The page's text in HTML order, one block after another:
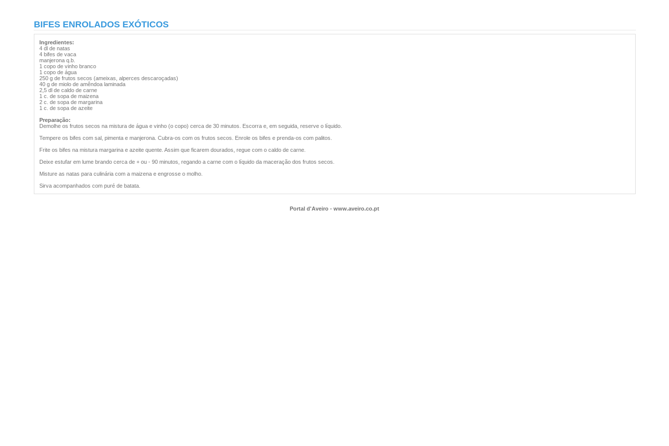
BIFES ENROLADOS EXÓTICOS
Ingredientes:
4 dl de natas
4 bifes de vaca
manjerona q.b.
1 copo de vinho branco
1 copo de água
250 g de frutos secos (ameixas, alperces descaroçadas)
40 g de miolo de amêndoa laminada
2,5 dl de caldo de carne
1 c. de sopa de maizena
2 c. de sopa de margarina
1 c. de sopa de azeite
Preparação:
Demolhe os frutos secos na mistura de água e vinho (o copo) cerca de 30 minutos. Escorra e, em seguida, reserve o líquido.
Tempere os bifes com sal, pimenta e manjerona. Cubra-os com os frutos secos. Enrole os bifes e prenda-os com palitos.
Frite os bifes na mistura margarina e azeite quente. Assim que ficarem dourados, regue com o caldo de carne.
Deixe estufar em lume brando cerca de + ou - 90 minutos, regando a carne com o líquido da maceração dos frutos secos.
Misture as natas para culinária com a maizena e engrosse o molho.
Sirva acompanhados com puré de batata.
Portal d'Aveiro - www.aveiro.co.pt